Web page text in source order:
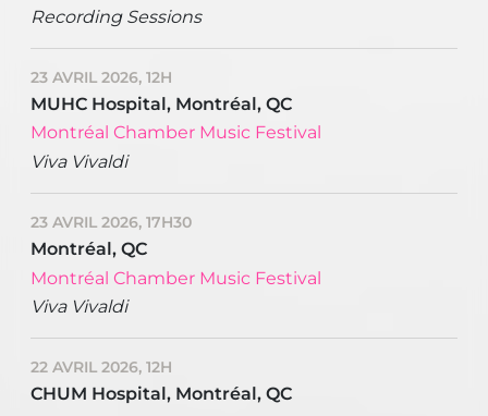
Recording Sessions
23 AVRIL 2026, 12H
MUHC Hospital, Montréal, QC
Montréal Chamber Music Festival
Viva Vivaldi
23 AVRIL 2026, 17H30
Montréal, QC
Montréal Chamber Music Festival
Viva Vivaldi
22 AVRIL 2026, 12H
CHUM Hospital, Montréal, QC